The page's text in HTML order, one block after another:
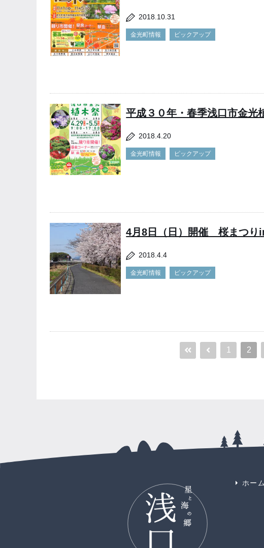
2018.10.31
金光町情報 ピックアップ
平成３０年・春季浅口市金光
2018.4.20
金光町情報 ピックアップ
4月8日（日）開催 桜まつり
2018.4.4
金光町情報 ピックアップ
1 2
ホーム